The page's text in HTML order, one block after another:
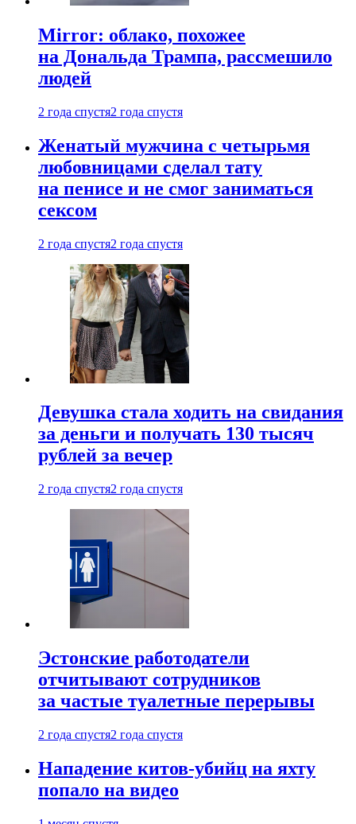
Mirror: облако, похожее
на Дональда Трампа, рассмешило
людей
2 года спустя2 года спустя
Женатый мужчина с четырьмя
любовницами сделал тату
на пенисе и не смог заниматься
сексом
2 года спустя2 года спустя
Девушка стала ходить на свидания
за деньги и получать 130 тысяч
рублей за вечер
2 года спустя2 года спустя
Эстонские работодатели
отчитывают сотрудников
за частые туалетные перерывы
2 года спустя2 года спустя
Нападение китов-убийц на яхту
попало на видео